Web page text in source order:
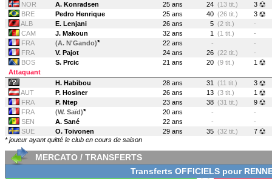
NOR
A. Konradsen 25 ans 24 (13 tit.)
3
BRE
Pedro Henrique 25 ans 40 (26 tit.)
3
ALB
E. Lenjani 26 ans 5 (2 tit.)
-
CAM
J. Makoun 32 ans 1 (1 tit.)
-
FRA
(A. N'Gando)* 22 ans -
-
FRA
V. Pajot 24 ans 26 (22 tit.)
-
BOS
S. Prcic 21 ans 20 (9 tit.)
1
Attaquant
H. Habibou
28 ans 31 (11 tit.)
3
AUT
P. Hosiner 26 ans 13 (3 tit.)
1
FRA
P. Ntep 23 ans 38 (31 tit.)
9
FRA
(W. Saïd)* 20 ans -
-
SEN
A. Sané 22 ans -
-
SUE
O. Toivonen 29 ans 35 (32 tit.)
7
* joueur ayant quitté le club en cours de saison
MERCATO / TRANSFERTS
Transferts OFFICIELS pour